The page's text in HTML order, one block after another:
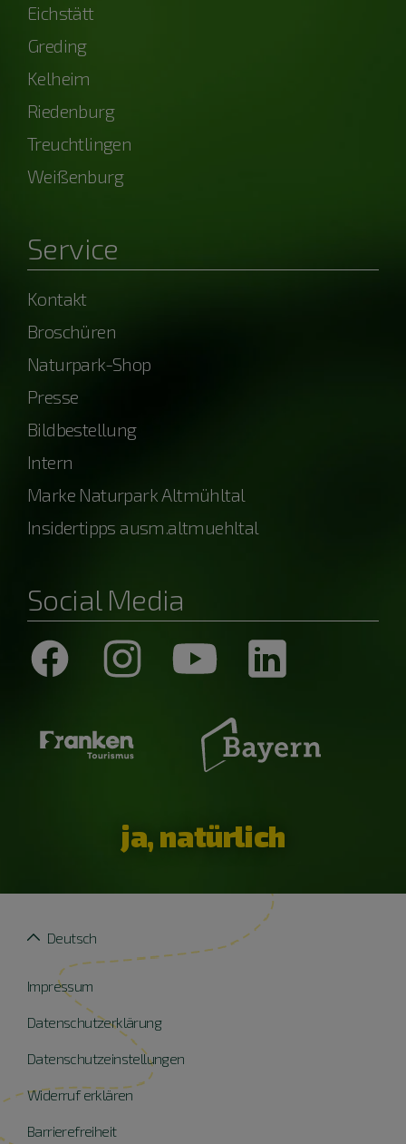
Eichstätt
Greding
Kelheim
Riedenburg
Treuchtlingen
Weißenburg
Service
Kontakt
Broschüren
Naturpark-Shop
Presse
Bildbestellung
Intern
Marke Naturpark Altmühltal
Insidertipps ausm.altmuehltal
Social Media
ja, natürlich
Impressum
Datenschutzerklärung
Datenschutzeinstellungen
Widerruf erklären
Barrierefreiheit
Deutsch